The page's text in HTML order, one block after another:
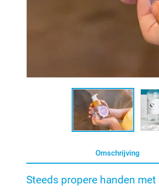
Omschrijving
Steeds propere handen